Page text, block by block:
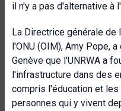
il n'y a pas d'alternative à
La Directrice générale
l'ONU (OIM), Amy Pope,
Genève que l'UNRWA a
l'infrastructure dans des
compris l'éducation et
personnes qui y vivent